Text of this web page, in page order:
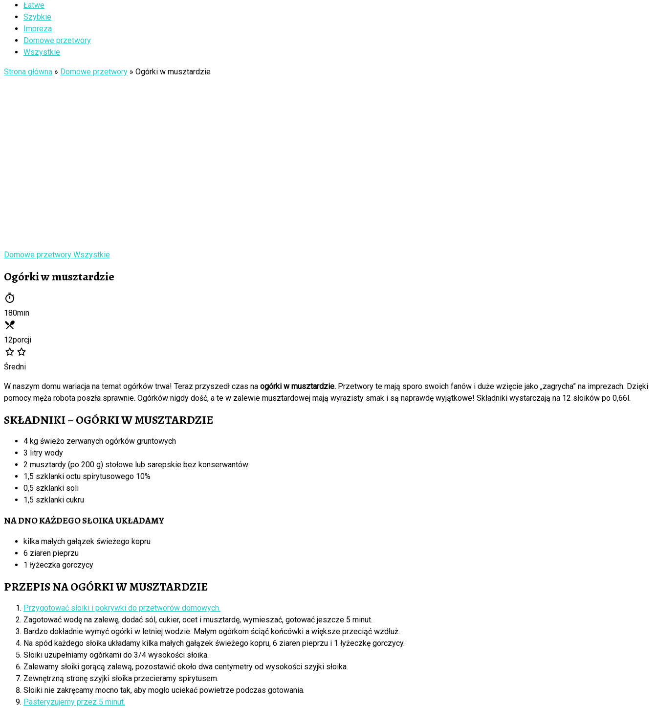
Łatwe
Szybkie
Impreza
Domowe przetwory
Wszystkie
Strona główna » Domowe przetwory » Ogórki w musztardzie
Domowe przetwory Wszystkie
Ogórki w musztardzie
180min
12porcji
Średni
W naszym domu wariacja na temat ogórków trwa! Teraz przyszedł czas na ogórki w musztardzie. Przetwory te mają sporo swoich fanów i duże wzięcie jako „zagrycha” na imprezach. Dzięki
pomocy męża robota poszła sprawnie. Ogórków nigdy dość, a te w zalewie musztardowej mają wyrazisty smak i są naprawdę wyjątkowe! Składniki wystarczają na 12 słoików po 0,66l.
SKŁADNIKI – OGÓRKI W MUSZTARDZIE
4 kg świeżo zerwanych ogórków gruntowych
3 litry wody
2 musztardy (po 200 g) stołowe lub sarepskie bez konserwantów
1,5 szklanki octu spirytusowego 10%
0,5 szklanki soli
1,5 szklanki cukru
NA DNO KAŻDEGO SŁOIKA UKŁADAMY
kilka małych gałązek świeżego kopru
6 ziaren pieprzu
1 łyżeczka gorczycy
PRZEPIS NA OGÓRKI W MUSZTARDZIE
Przygotować słoiki i pokrywki do przetworów domowych.
Zagotować wodę na zalewę, dodać sól, cukier, ocet i musztardę, wymieszać, gotować jeszcze 5 minut.
Bardzo dokładnie wymyć ogórki w letniej wodzie. Małym ogórkom ściąć końcówki a większe przeciąć wzdłuż.
Na spód każdego słoika układamy kilka małych gałązek świeżego kopru, 6 ziaren pieprzu i 1 łyżeczkę gorczycy.
Słoiki uzupełniamy ogórkami do 3/4 wysokości słoika.
Zalewamy słoiki gorącą zalewą, pozostawić około dwa centymetry od wysokości szyjki słoika.
Zewnętrzną stronę szyjki słoika przecieramy spirytusem.
Słoiki nie zakręcamy mocno tak, aby mogło uciekać powietrze podczas gotowania.
Pasteryzujemy przez 5 minut.